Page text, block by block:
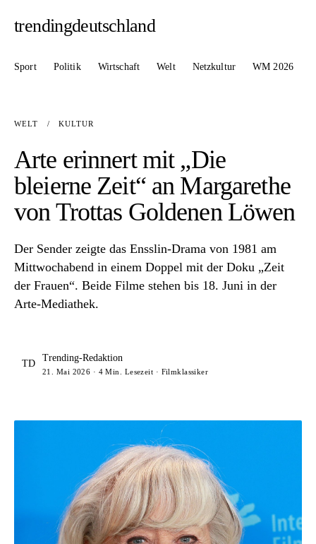
trendingdeutschland
Sport Politik Wirtschaft Welt Netzkultur WM 2026
WELT / KULTUR
Arte erinnert mit „Die
bleierne Zeit“ an Margarethe
von Trottas Goldenen Löwen
Der Sender zeigte das Ensslin-Drama von 1981 am
Mittwochabend in einem Doppel mit der Doku „Zeit
der Frauen“. Beide Filme stehen bis 18. Juni in der
Arte-Mediathek.
TD
Trending-Redaktion
21. Mai 2026 · 4 Min. Lesezeit · Filmklassiker